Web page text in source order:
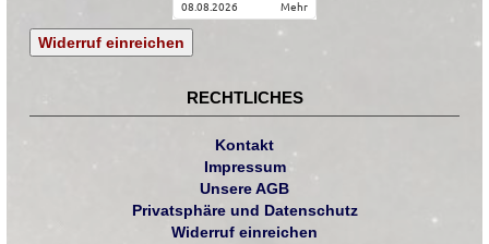
08.08.2026 mehr
Widerruf einreichen
RECHTLICHES
Kontakt
Impressum
Unsere AGB
Privatsphäre und Datenschutz
Widerruf einreichen